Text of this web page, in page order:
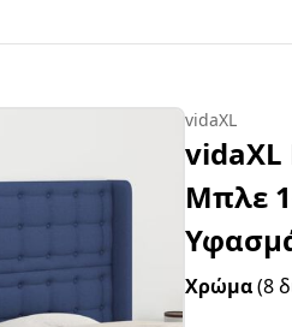
vidaXL
vidaXL
Μπλε
Χρώμα(8